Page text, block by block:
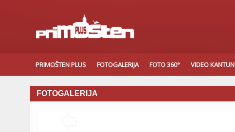
PRIMOŠTEN PLUS FOTOGALERIJA FOTO 360° VIDEO KANTUN
FOTOGALERIJA